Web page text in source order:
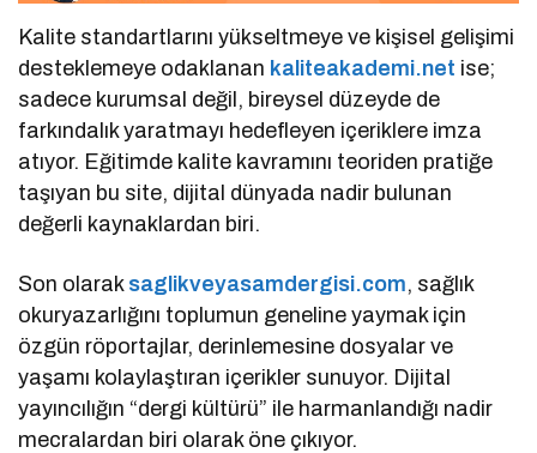
Kalite standartlarını yükseltmeye ve kişisel gelişimi
desteklemeye odaklanan kaliteakademi.net ise;
sadece kurumsal değil, bireysel düzeyde de
farkındalık yaratmayı hedefleyen içeriklere imza
atıyor. Eğitimde kalite kavramını teoriden pratiğe
taşıyan bu site, dijital dünyada nadir bulunan
değerli kaynaklardan biri.
Son olarak saglikveyasamdergisi.com, sağlık
okuryazarlığını toplumun geneline yaymak için
özgün röportajlar, derinlemesine dosyalar ve
yaşamı kolaylaştıran içerikler sunuyor. Dijital
yayıncılığın “dergi kültürü” ile harmanlandığı nadir
mecralardan biri olarak öne çıkıyor.